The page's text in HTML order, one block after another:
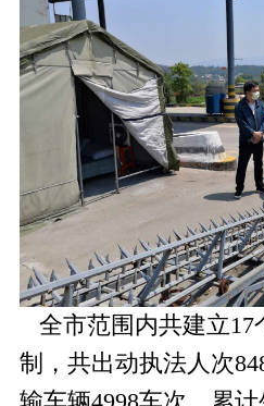
全市范围内共建立17
制，共出动执法人次